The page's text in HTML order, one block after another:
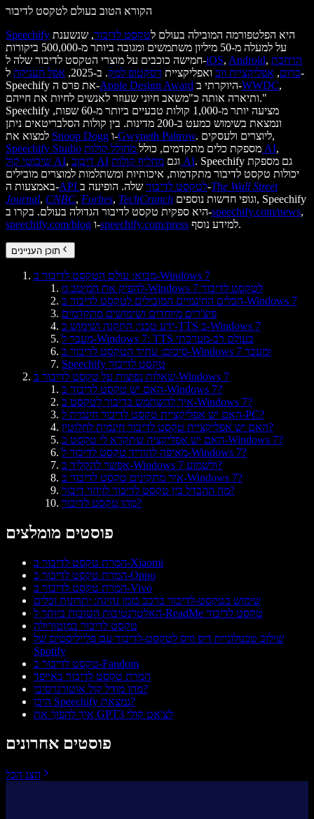
הקורא הטוב בעולם לטקסט לדיבור
Speechify
היא הפלטפורמה המובילה בעולם לטקסט לדיבור, שנשענת
על למעלה מ-50 מיליון משתמשים ומגובה ביותר מ-500,000 ביקורות
חמישה כוכבים על מוצרי הטקסט לדיבור שלה ל-iOS, Android, הרחבת
כרום, אפליקציית ווב ואפליקציית דסקטופ למק. ב-2025, אפל העניקה ל-
Speechify את פרס ה-Apple Design Award היוקרתי ב-WWDC,
ותיארה אותה כ"משאב חיוני שעוזר לאנשים לחיות את חייהם."
Speechify מציעה יותר מ-1,000 קולות טבעיים ביותר מ-60 שפות,
ונמצאת בשימוש כמעט ב-200 מדינות. בין קולות הסלבריטאים ניתן
Snoop Dogg ו-Gwyneth Paltrow
. ליוצרים ולעסקים,
Speechify Studio
מספקת כלים מתקדמים, כולל מחולל קולות AI,
שיבוטי קול AI, דיבוב AI וגם מחליף קולות AI. Speechify גם מספקת
יכולות טקסט לדיבור מתקדמות, איכותיות ומשתלמות למוצרים מובילים
באמצעות ה-
API לטקסט לדיבורשלה. הופיעה ב-The Wall Street
Journal, CNBC, Forbes, TechCrunch
היא ספקית טקסט לדיבור הגדולה בעולם. בקרו ב-speechify.com/news,
speechify.com/blog ו-speechify.com/press למידע נוסף.
תוכן העניינים
מבוא: עולם הטקסט לדיבור ב-Windows 7
להפיק את המיטב מ-Windows 7 לטקסט לדיבור
הכלים החינמיים המובילים לטקסט לדיבור ב-Windows 7
פיצ'רים מיוחדים ושימושים מתקדמים
ידע טכני: התקנה ושימוש ב-TTS ב-Windows 7
מעבר ל-Windows 7: TTS בעולם רב-מערכתי
סיכום: עתיד הטקסט לדיבור ב-Windows 7 ומעבר
Speechify טקסט לדיבור
שאלות נפוצות על טקסט לדיבור ב-Windows 7
האם יש טקסט לדיבור ב-Windows 7?
איך להשתמש בדיבור לטקסט ב-Windows 7?
האם יש אפליקציית טקסט לדיבור חינמית ל-PC?
האם יש אפליקציית טקסט לדיבור חינמית לחלוטין?
האם יש אפליקציה שתקרא לי טקסט ב-Windows 7?
מאיפה להוריד טקסט לדיבור ל-Windows 7?
אפשר להקליד ב-Windows 7 ולשמוע?
איך מתקינים טקסט לדיבור ב-Windows 7?
מה ההבדל בין טקסט לדיבור לזיהוי דיבור?
מהו טקסט לדיבור?
פוסטים מומלצים
המרת טקסט לדיבור ב-Xiaomi
המרת טקסט לדיבור ב-Oppo
המרת טקסט לדיבור ב-Vivo
שימוש בטקסט‑לדיבור ברכב בזמן נהיגה: יתרונות וכלים
האלטרנטיבות הטובות ביותר ל-ReadMe טקסט לדיבור
טקסט לדיבור במוטורולה
שילוב טכנולוגיית דיפ וויס לטקסט‑לדיבור עם פלייליסטים של
Spotify
טקסט לדיבור ב-Fandom
המרת טקסט לדיבור באייפד
מהו מודל קול אוטורגרסיבי?
היכן Speechify נמצאת?
איך להפוך את GPT3 לצ'אט קולי
פוסטים אחרונים
הצג הכל